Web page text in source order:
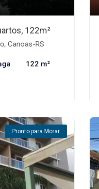
122m²
Canoas-RS
122 m²
Pronto para Morar